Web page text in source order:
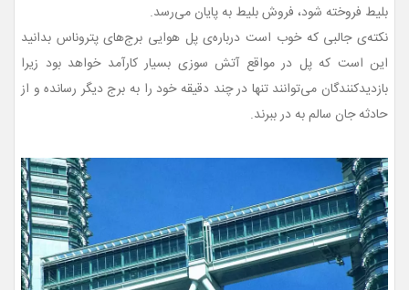
بلیط فروخته شود، فروش بلیط به پایان می‌رسد.
نکته‌ی جالبی که خوب است درباره‌ی پل هوایی برج‌های پتروناس بدانید
این است که پل در مواقع آتش سوزی بسیار کارآمد خواهد بود زیرا
بازدیدکنندگان می‌توانند تنها در چند دقیقه خود را به برج دیگر رسانده و از
حادثه جان سالم به در ببرند.